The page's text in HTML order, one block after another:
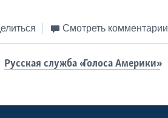
Смотреть комментарии
Русская служба «Голоса Америки»